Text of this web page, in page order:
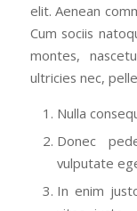
elit. Aenean
Cum sociis
montes,
ultricies nec,
Nulla
Donec
vulputate
In enim